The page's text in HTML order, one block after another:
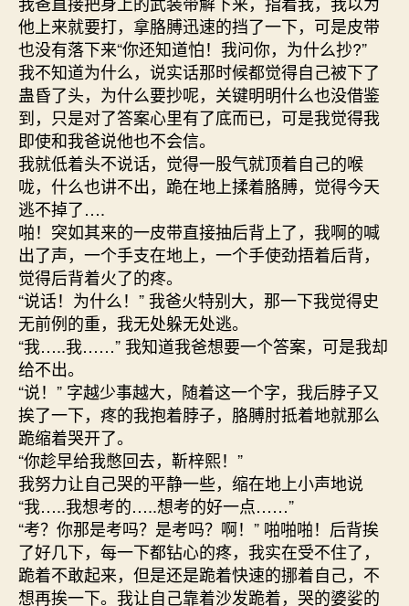
他上来就要打，拿胳膊迅速的挡了一下，可是皮带
也没有落下来“你还知道怕！我问你，为什么抄?”
我不知道为什么，说实话那时候都觉得自己被下了
蛊昏了头，为什么要抄呢，关键明明什么也没借鉴
到，只是对了答案心里有了底而已，可是我觉得我
即使和我爸说他也不会信。
我就低着头不说话，觉得一股气就顶着自己的喉
咙，什么也讲不出，跪在地上揉着胳膊，觉得今天
逃不掉了….
啪！突如其来的一皮带直接抽后背上了，我啊的喊
出了声，一个手支在地上，一个手使劲捂着后背，
觉得后背着火了的疼。
“说话！为什么！” 我爸火特别大，那一下我觉得史
无前例的重，我无处躲无处逃。
“我…..我……” 我知道我爸想要一个答案，可是我却
给不出。
“说！” 字越少事越大，随着这一个字，我后脖子又
挨了一下，疼的我抱着脖子，胳膊肘抵着地就那么
跪缩着哭开了。
“你趁早给我憋回去，靳梓熙！”
我努力让自己哭的平静一些，缩在地上小声地说
“我…..我想考的…..想考的好一点……”
“考？你那是考吗？是考吗？啊！” 啪啪啪！后背挨
了好几下，每一下都钻心的疼，我实在受不住了，
跪着不敢起来，但是还是跪着快速的挪着自己，不
想再挨一下。我让自己靠着沙发跪着，哭的婆娑的